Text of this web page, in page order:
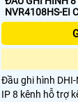
Đầu ghi hình
IP 8 kênh hỗ trợ